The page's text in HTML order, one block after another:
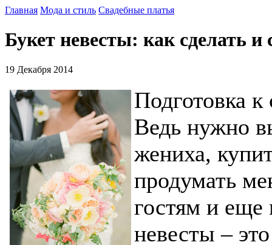
Главная Мода и стиль Свадебные платья
Букет невесты: как сделать и
19 Декабря 2014
Подготовка к
Ведь нужно
жениха,
продумать
гостям и еще
невесты –